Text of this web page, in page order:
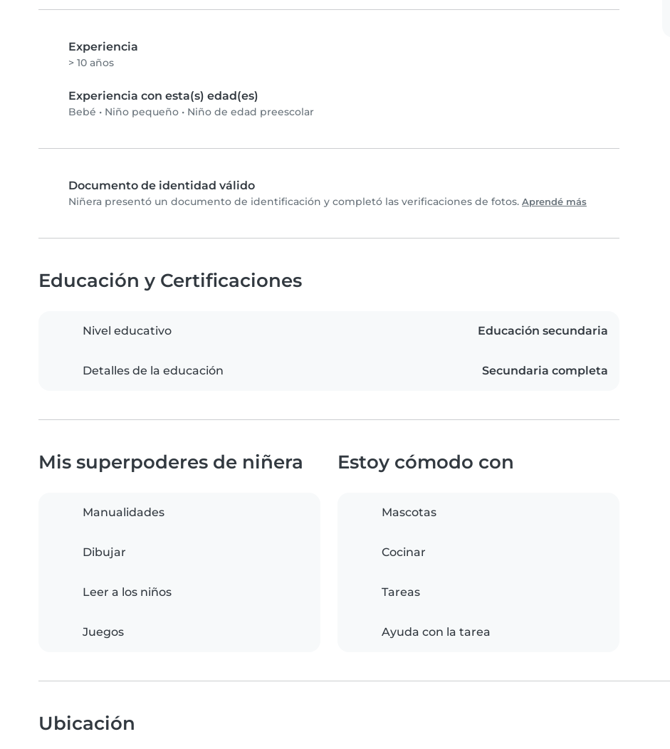
Experiencia
> 10 años
Experiencia con esta(s) edad(es)
Bebé • Niño pequeño • Niño de edad preescolar
Documento de identidad válido
Niñera presentó un documento de identificación y completó las verificaciones de fotos. Aprendé más
Educación y Certificaciones
Nivel educativo Educación secundaria
Detalles de la educación Secundaria completa
Mis superpoderes de niñera
Manualidades
Dibujar
Leer a los niños
Juegos
Estoy cómodo con
Mascotas
Cocinar
Tareas
Ayuda con la tarea
Ubicación